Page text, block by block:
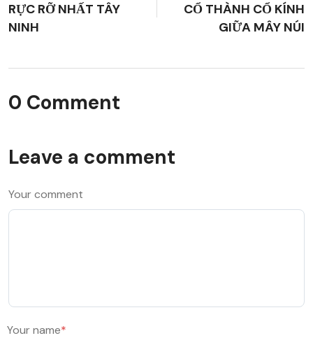
RỰC RỠ NHẤT TÂY
NINH
CỔ THÀNH CỔ KÍNH
GIỮA MÂY NÚI
0 Comment
Leave a comment
Your comment
Your name*